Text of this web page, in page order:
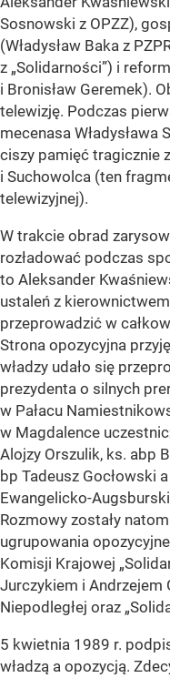
Sosnowski z OPZZ),
(Władysław Baka z
z „Solidarności”) i
i Bronisław Geremek).
telewizję. Podczas
mecenasa Władysława
ciszy pamięć tragicznie
i Suchowolca (ten
telewizyjnej).
W trakcie obrad
rozładować podczas
to Aleksander
ustaleń z
przeprowadzić w
Strona opozycyjna
władzy udało się
prezydenta o silnych
w Pałacu
w Magdalence
Alojzy Orszulik, ks. abp
bp Tadeusz Gocłowski
Ewangelicko-
Rozmowy zostały
ugrupowania
Komisji Krajowej
Jurczykiem i Andrzejem
Niepodległej oraz
5 kwietnia 1989 r.
władzą a opozycją.